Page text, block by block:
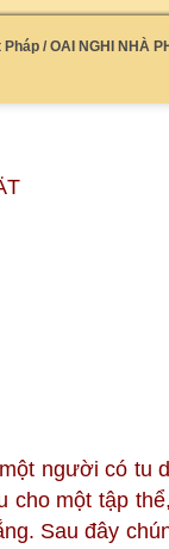
Pháp / OAI NGHI NHÀ
người có tu
cho một tập
Sau đây